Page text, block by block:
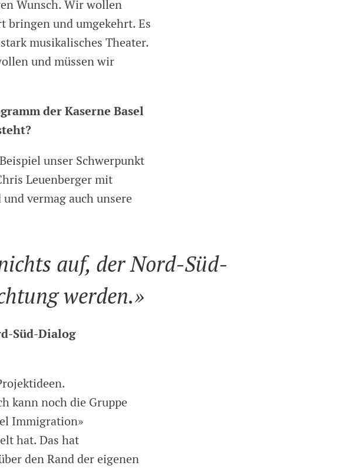
Wunsch. Wir wollen
bringen und umgekehrt. Es
musikalisches Theater.
und müssen wir
der Kaserne Basel
unser Schwerpunkt
Leuenberger mit
vermag auch unsere
auf, der Nord-Süd-
werden.»
Süd-Dialog
kann noch die Gruppe
Immigration»
hat. Das hat
den Rand der eigenen